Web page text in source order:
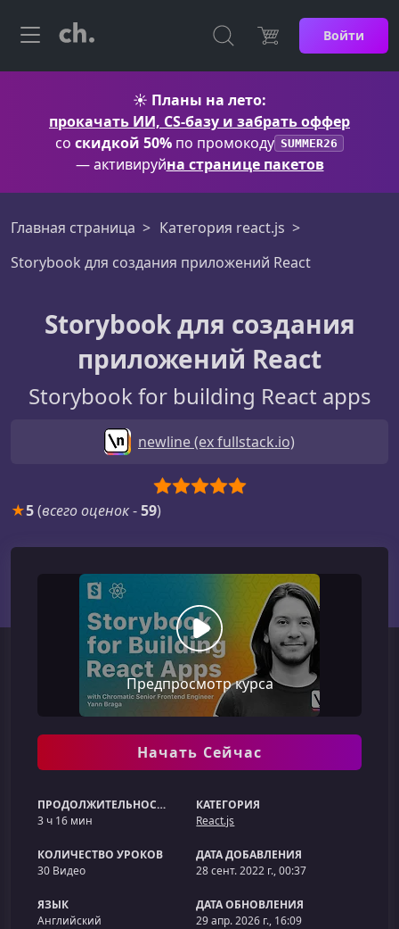
Войти
☀️ Планы на лето:
прокачать ИИ, CS-базу и забрать оффер
со скидкой 50% по промокоду SUMMER26
— активируйна странице пакетов
Главная страница
Категория react.js
Storybook для создания приложений React
Storybook для создания
приложений React
Storybook for building React apps
newline (ex fullstack.io)
★5(всего оценок-59)
Предпросмотр курса
Начать Сейчас
ПРОДОЛЖИТЕЛЬНОСТЬ
3 ч 16 мин
КАТЕГОРИЯ
React.js
КОЛИЧЕСТВО УРОКОВ
30 Видео
ДАТА ДОБАВЛЕНИЯ
28 сент. 2022 г., 00:37
ЯЗЫК
Английский
ДАТА ОБНОВЛЕНИЯ
29 апр. 2026 г., 16:09